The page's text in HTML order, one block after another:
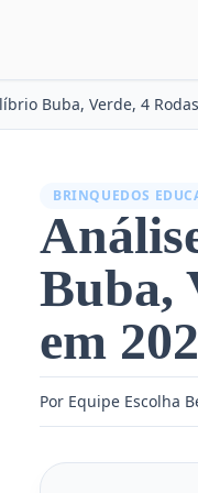
Buba, Verde, 4 Rodas
BRINQUEDOS
Buba,
em
Por Equipe Escolha